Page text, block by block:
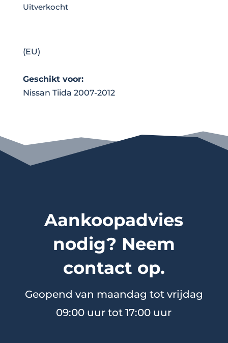
Uitverkocht
(EU)
Geschikt voor:
Nissan Tiida 2007-2012
Aankoopadvies
nodig? Neem
contact op.
Geopend van maandag tot vrijdag
09:00 uur tot 17:00 uur